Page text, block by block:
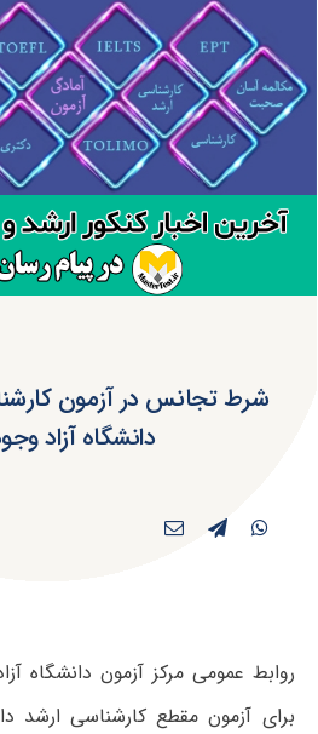
شرط تجانس در آزمون
دانشگاه آزاد
روابط عمومی مرکز آزمون دانشگاه
برای آزمون مقطع کارشناسی ارشد